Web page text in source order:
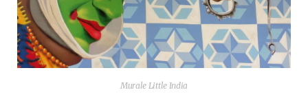
Mura­le Lit­tle India